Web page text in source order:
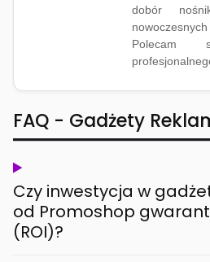
dobór
Polecam
FAQ - Gadżety
Czy inwestycja w
od Promoshop
(ROI)?